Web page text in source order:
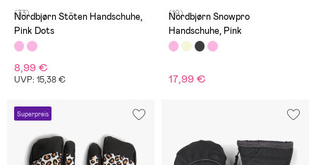
(33)
Nordbjørn Stöten Handschuhe,
Pink Dots
8,99 €
UVP: 15,38 €
(19)
Nordbjørn Snowpro
Handschuhe, Pink
17,99 €
Superpreis